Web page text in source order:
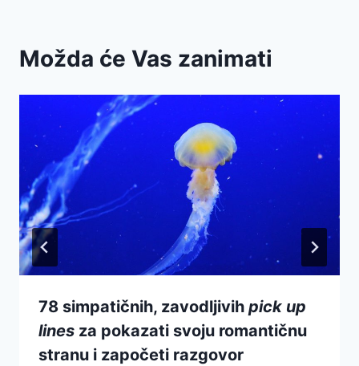
Možda će Vas zanimati
78 simpatičnih, zavodljivih pick up
lines za pokazati svoju romantičnu
stranu i započeti razgovor